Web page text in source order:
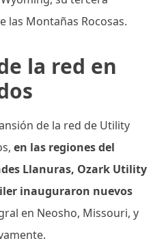
las Montañas Rocosas.
la red en
de la red de Utility
en las regiones del
Llanuras, Ozark Utility
inauguraron nuevos
en Neosho, Missouri, y